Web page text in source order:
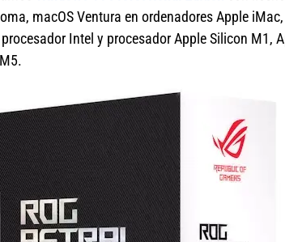
macOS Ventura en ordenadores Apple
Intel y procesador Apple Silicon M1,